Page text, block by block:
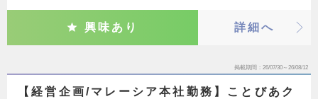
興味あり 詳細へ
掲載期間 26/07/30～26/08/12
【経営企画/マレーシア本社勤務】ことびあク